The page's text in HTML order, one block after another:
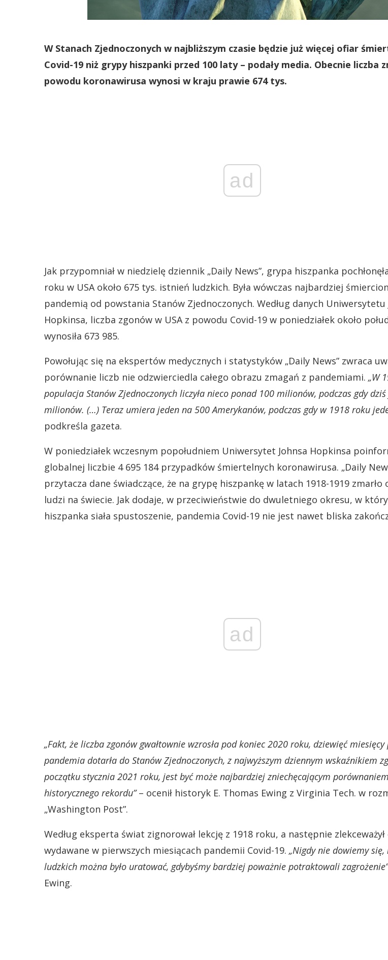
W Stanach Zjednoczonych w najbliższym czasie będzie już więcej ofiar
Covid-19 niż grypy hiszpanki przed 100 laty – podały media. Obecnie liczba
powodu koronawirusa wynosi w kraju prawie 674 tys.
ad
Jak przypomniał w niedzielę dziennik „Daily News”, grypa hiszpanka
roku w USA około 675 tys. istnień ludzkich. Była wówczas najbardziej
pandemią od powstania Stanów Zjednoczonych. Według danych Uniwersytetu
Hopkinsa, liczba zgonów w USA z powodu Covid-19 w poniedziałek około
wynosiła 673 985.
Powołując się na ekspertów medycznych i statystyków „Daily News” zwraca
porównanie liczb nie odzwierciedla całego obrazu zmagań z pandemiami. „W
populacja Stanów Zjednoczonych liczyła nieco ponad 100 milionów, podczas gdy
milionów. (…) Teraz umiera jeden na 500 Amerykanów, podczas gdy w 1918 roku
podkreśla gazeta.
W poniedziałek wczesnym popołudniem Uniwersytet Johnsa Hopkinsa
globalnej liczbie 4 695 184 przypadków śmiertelnych koronawirusa. „Daily
przytacza dane świadczące, że na grypę hiszpankę w latach 1918-1919 zmarło
ludzi na świecie. Jak dodaje, w przeciwieństwie do dwuletniego okresu, w
hiszpanka siała spustoszenie, pandemia Covid-19 nie jest nawet bliska
ad
„Fakt, że liczba zgonów gwałtownie wzrosła pod koniec 2020 roku, dziewięć
pandemia dotarła do Stanów Zjednoczonych, z najwyższym dziennym wskaźnikiem
początku stycznia 2021 roku, jest być może najbardziej zniechęcającym
historycznego rekordu”– ocenił historyk E. Thomas Ewing z Virginia Tech. w
„Washington Post”.
Według eksperta świat zignorował lekcję z 1918 roku, a następnie
wydawane w pierwszych miesiącach pandemii Covid-19. „Nigdy nie dowiemy
ludzkich można było uratować, gdybyśmy bardziej poważnie potraktowali zagrożenie”
Ewing.